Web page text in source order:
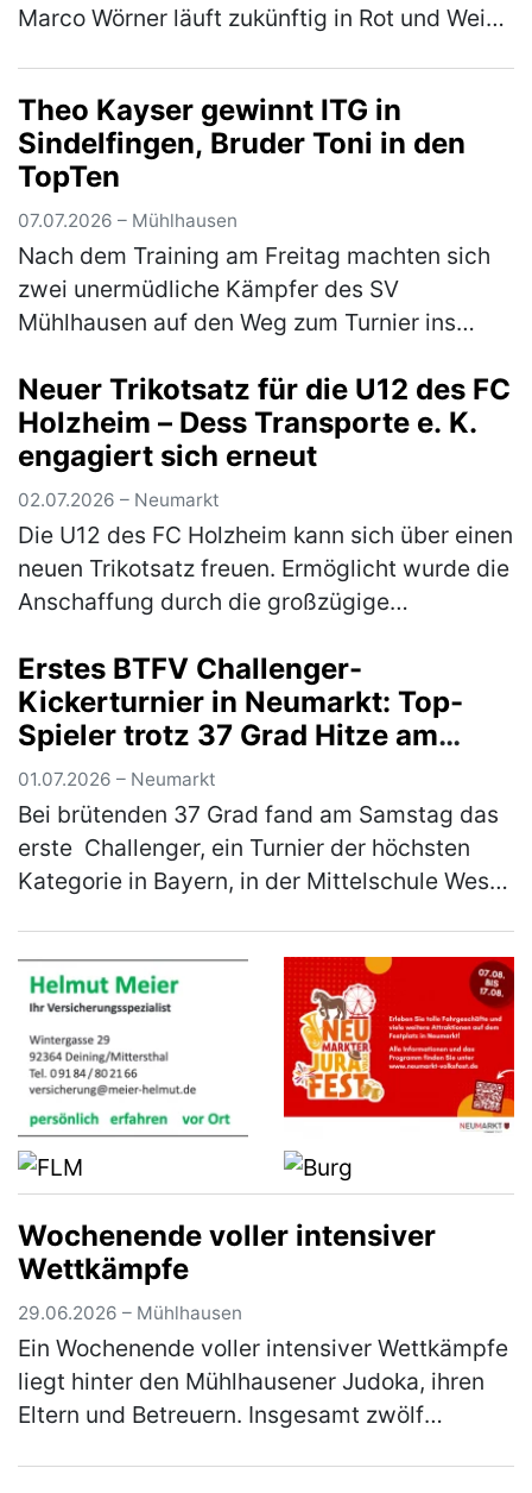
Marco Wörner läuft zukünftig in Rot und Weiß
Theo Kayser gewinnt ITG in
Sindelfingen, Bruder Toni in den
TopTen
07.07.2026 – Mühlhausen
Nach dem Training am Freitag machten sich
zwei unermüdliche Kämpfer des SV
Mühlhausen auf den Weg zum Turnier ins
mit 1800 Startern aus 270 Vereinen gut
besu…(mehr)
Neuer Trikotsatz für die U12 des FC
Holzheim – Dess Transporte e. K.
engagiert sich erneut
02.07.2026 – Neumarkt
Die U12 des FC Holzheim kann sich über einen
neuen Trikotsatz freuen. Ermöglicht wurde die
Anschaffung durch die großzügige
Firma Dess Transporte e. K., die si…
Erstes BTFV Challenger-
Kickerturnier in Neumarkt: Top-
Spieler trotz 37 Grad Hitze am
Start
01.07.2026 – Neumarkt
Bei brütenden 37 Grad fand am Samstag das
erste Challenger, ein Turnier der höchsten
Kategorie in Bayern, in der Mittelschule West
Wochenende voller intensiver
Wettkämpfe
29.06.2026 – Mühlhausen
Ein Wochenende voller intensiver Wettkämpfe
liegt hinter den Mühlhausener Judoka, ihren
Eltern und Betreuern. Insgesamt zwölf